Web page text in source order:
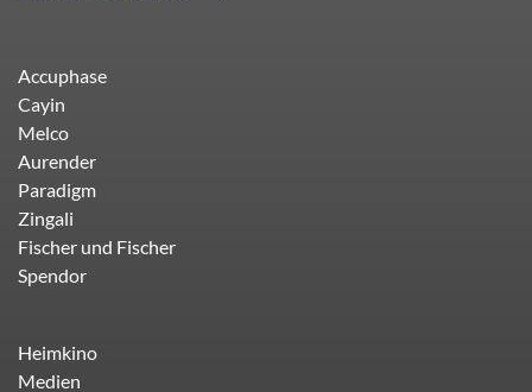
Accuphase
Cayin
Melco
Aurender
Paradigm
Zingali
Fischer und Fischer
Spendor
Heimkino
Medien